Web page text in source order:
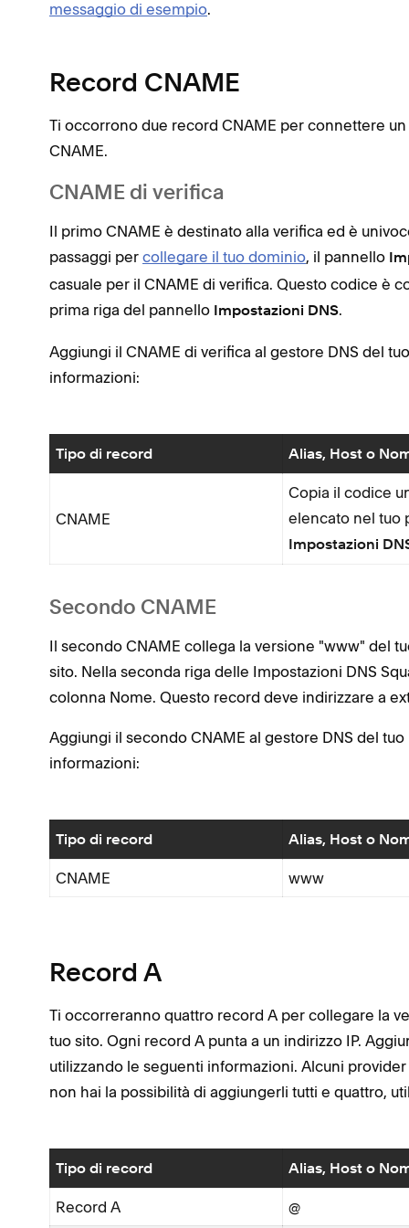
messaggio di esempio.
Record CNAME
Ti occorrono due record CNAME per connettere
CNAME.
CNAME di verifica
Il primo CNAME è destinato alla verifica ed è
passaggi per collegare il tuo dominio, il pannello
casuale per il CNAME di verifica. Questo codice è
prima riga del pannello
Impostazioni DNS.
Aggiungi il CNAME di verifica al gestore DNS del
informazioni:
Tipo di record Alias, Host o
CNAME
Copia il codice
elencato nel tuo
Impostazioni
Secondo CNAME
Il secondo CNAME collega la versione "www" del
sito. Nella seconda riga delle Impostazioni DNS
colonna Nome. Questo record deve indirizzare a
Aggiungi il secondo CNAME al gestore DNS del
informazioni:
Tipo di record Alias, Host o
CNAME www
Record A
Ti occorreranno quattro record A per collegare la
tuo sito. Ogni record A punta a un indirizzo IP.
utilizzando le seguenti informazioni. Alcuni
non hai la possibilità di aggiungerli tutti e quattro,
Tipo di record Alias, Host o
Record A @